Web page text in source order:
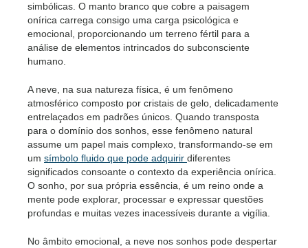
simbólicas. O manto branco que cobre a paisagem
onírica carrega consigo uma carga psicológica e
emocional, proporcionando um terreno fértil para a
análise de elementos intrincados do subconsciente
humano.
A neve, na sua natureza física, é um fenômeno
atmosférico composto por cristais de gelo, delicadamente
entrelaçados em padrões únicos. Quando transposta
para o domínio dos sonhos, esse fenômeno natural
assume um papel mais complexo, transformando-se em
um símbolo fluido que pode adquirir diferentes
significados consoante o contexto da experiência onírica.
O sonho, por sua própria essência, é um reino onde a
mente pode explorar, processar e expressar questões
profundas e muitas vezes inacessíveis durante a vigília.
No âmbito emocional, a neve nos sonhos pode despertar